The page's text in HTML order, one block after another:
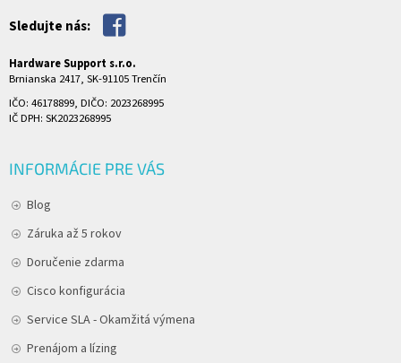
Sledujte nás:
Hardware Support s.r.o.
Brnianska 2417, SK-91105 Trenčín
IČO: 46178899, DIČO: 2023268995
IČ DPH: SK2023268995
INFORMÁCIE PRE VÁS
Blog
Záruka až 5 rokov
Doručenie zdarma
Cisco konfigurácia
Service SLA - Okamžitá výmena
Prenájom a lízing